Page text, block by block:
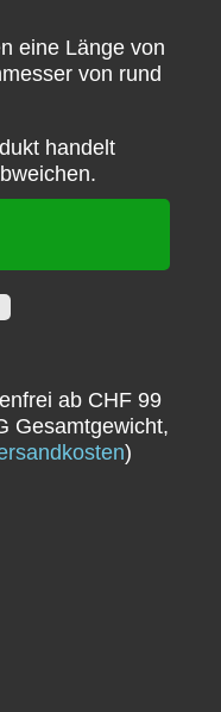
eine Länge von
von rund
handelt
ab CHF 99
Gesamtgewicht,
)